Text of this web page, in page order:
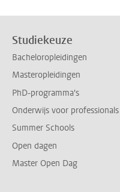
Studiekeuze
Bacheloropleidingen
Masteropleidingen
PhD-programma's
Onderwijs voor professionals
Summer Schools
Open dagen
Master Open Dag